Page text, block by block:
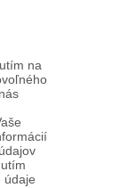
na
údaje